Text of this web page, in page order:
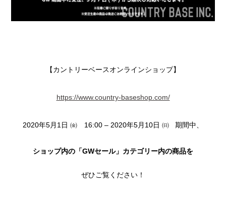
【カントリーベースオンラインショップ】
https://www.country-baseshop.com/
2020年5月1日 ㈮ 16:00 – 2020年5月10日 ㈰ 期間中、
ショップ内の 「GWセール」 カテゴリー内の商品を
ぜひご覧ください！